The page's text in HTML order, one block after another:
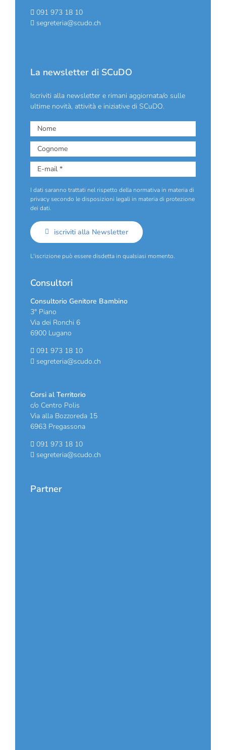
091 973 18 10
segreteria@scudo.ch
La newsletter di SCuDO
Iscriviti alla newsletter e rimani aggiornata/o sulle
ultime novità, attività e iniziative di SCuDO.
I dati saranno trattati nel rispetto della normativa in materia di
privacy secondo le disposizioni legali in materia di protezione
dei dati.
iscriviti alla Newsletter
L'iscrizione può essere disdetta in qualsiasi momento.
Consultori
Consultorio Genitore Bambino
3° Piano
Via dei Ronchi 6
6900 Lugano
091 973 18 10
segreteria@scudo.ch
Corsi al Territorio
c/o Centro Polis
Via alla Bozzoreda 15
6963 Pregassona
091 973 18 10
segreteria@scudo.ch
Partner